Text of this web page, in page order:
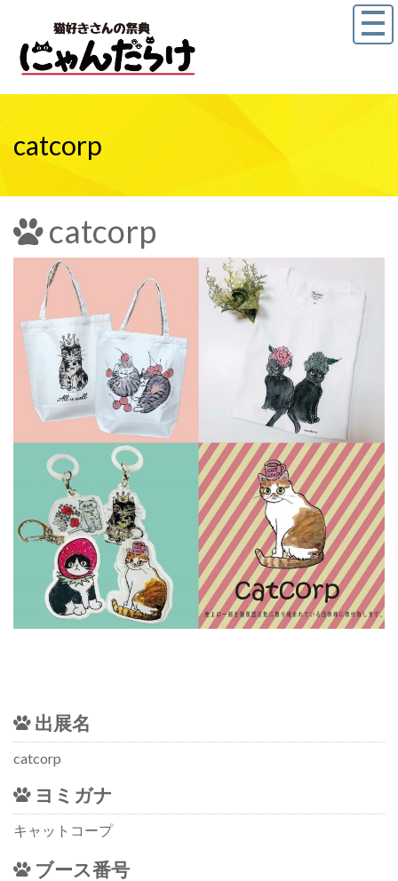
catcorp
catcorp
出展名
catcorp
ヨミガナ
キャットコープ
ブース番号